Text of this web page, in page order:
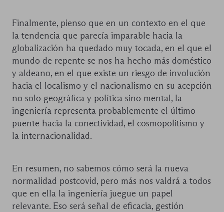
Finalmente, pienso que en un contexto en el que
la tendencia que parecía imparable hacia la
globalización ha quedado muy tocada, en el que el
mundo de repente se nos ha hecho más doméstico
y aldeano, en el que existe un riesgo de involución
hacia el localismo y el nacionalismo en su acepción
no solo geográfica y política sino mental, la
ingeniería representa probablemente el último
puente hacia la conectividad, el cosmopolitismo y
la internacionalidad.
En resumen, no sabemos cómo será la nueva
normalidad postcovid, pero más nos valdrá a todos
que en ella la ingeniería juegue un papel
relevante. Eso será señal de eficacia, gestión